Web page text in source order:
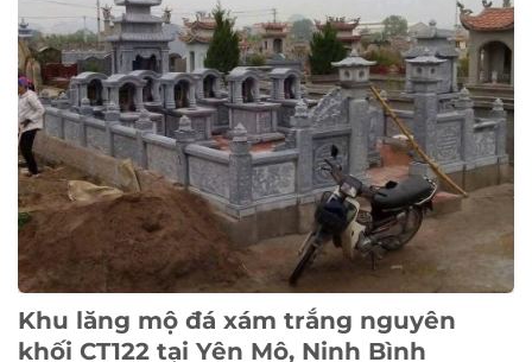
Khu lăng mộ đá xám trắng nguyên
khối CT122 tại Yên Mô, Ninh Bình